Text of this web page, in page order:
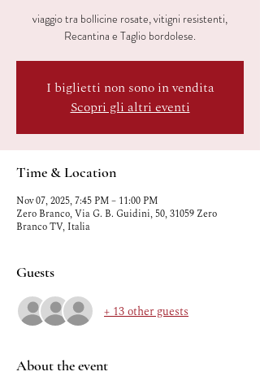
viaggio tra bollicine rosate, vitigni resistenti,
Recantina e Taglio bordolese.
I biglietti non sono in vendita
Scopri gli altri eventi
Time & Location
Nov 07, 2025, 7:45 PM – 11:00 PM
Zero Branco, Via G. B. Guidini, 50, 31059 Zero
Branco TV, Italia
Guests
+ 13 other guests
About the event